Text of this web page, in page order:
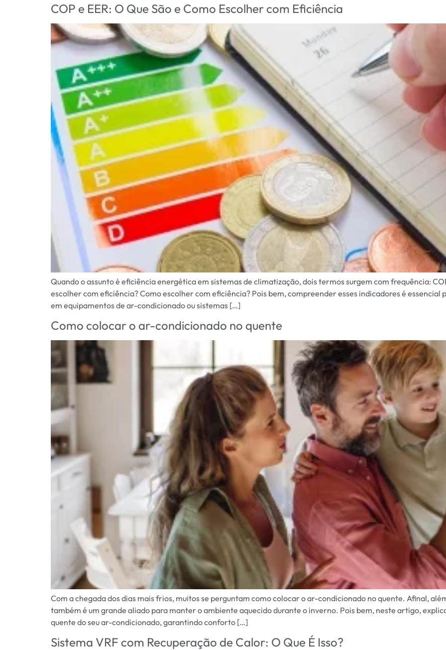
COP e EER: O Que São e Como Escolher com Eficiência
Quando o assunto é eficiência energética em sistemas de climatização, dois termos surgem com frequência:
escolher com eficiência? Como escolher com eficiência? Pois bem, compreender esses indicadores é
em equipamentos de ar-condicionado ou sistemas […]
Como colocar o ar-condicionado no quente
Com a chegada dos dias mais frios, muitos se perguntam como colocar o ar-condicionado no quente. Afinal,
também é um grande aliado para manter o ambiente aquecido durante o inverno. Pois bem, neste artigo,
quente do seu ar-condicionado, garantindo conforto […]
Sistema VRF com Recuperação de Calor: O Que É Isso?